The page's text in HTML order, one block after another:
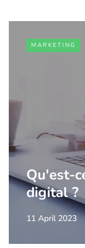
MARKETING
Qu'est-
digital ?
11 April 2023